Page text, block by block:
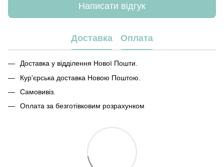
Написати відгук
Доставка Оплата
Доставка у відділення Нової Пошти.
Кур'єрська доставка Новою Поштою.
Самовивіз.
Оплата за безготівковим розрахунком